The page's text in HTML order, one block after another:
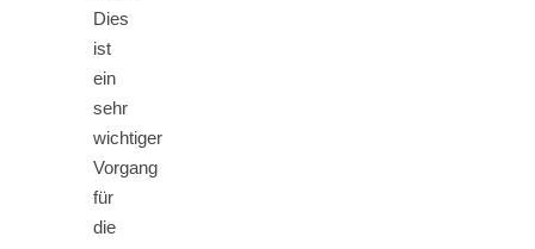
Dies
ist
ein
sehr
wichtiger
Vorgang
für
die